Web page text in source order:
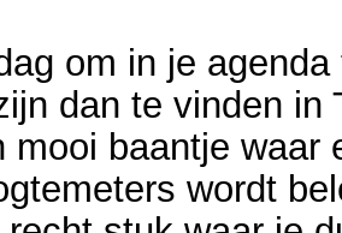
om in je
dan te vinden in
mooi baantje
wordt